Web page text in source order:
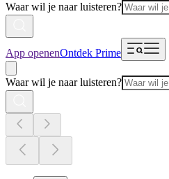
Waar wil je naar luisteren?
App openenOntdek Prime
Waar wil je naar luisteren?